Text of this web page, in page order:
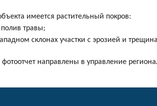
имеется растительный покров:
травы;
склонах участки с эрозией и
направлены в управление